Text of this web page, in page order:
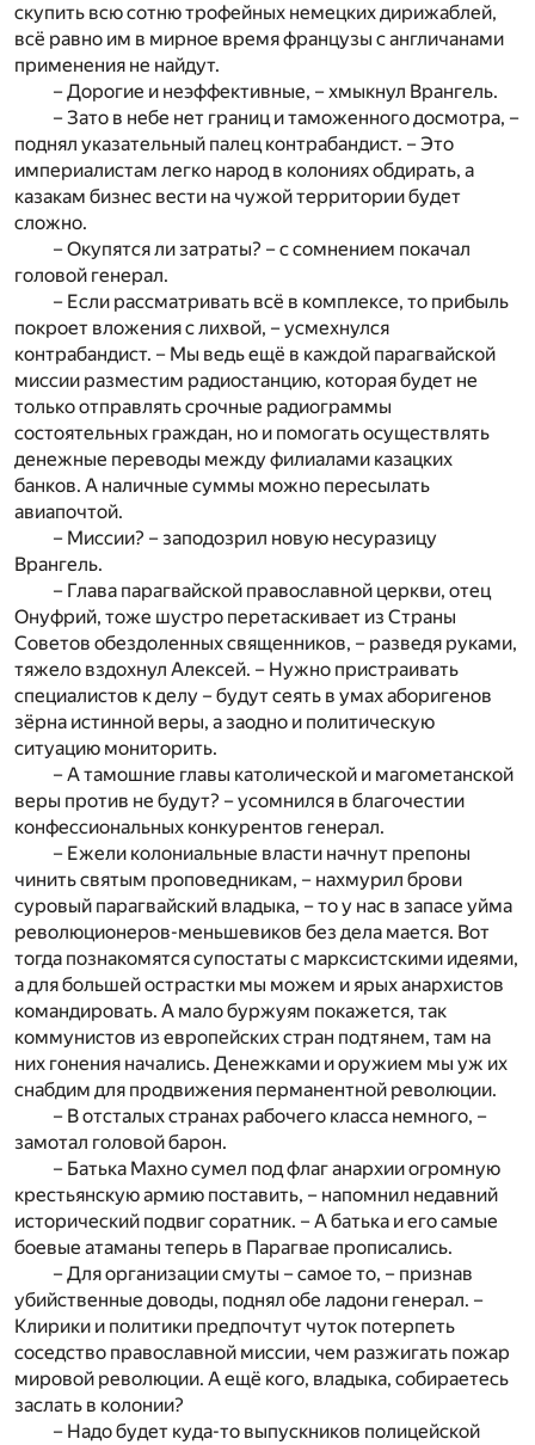
скупить всю сотню трофейных немецких дирижаблей,
всё равно им в мирное время французы с англичанами
применения не найдут.
– Дорогие и неэффективные, – хмыкнул Врангель.
– Зато в небе нет границ и таможенного досмотра, –
поднял указательный палец контрабандист. – Это
империалистам легко народ в колониях обдирать, а
казакам бизнес вести на чужой территории будет
сложно.
– Окупятся ли затраты? – с сомнением покачал
головой генерал.
– Если рассматривать всё в комплексе, то прибыль
покроет вложения с лихвой, – усмехнулся
контрабандист. – Мы ведь ещё в каждой парагвайской
миссии разместим радиостанцию, которая будет не
только отправлять срочные радиограммы
состоятельных граждан, но и помогать осуществлять
денежные переводы между филиалами казацких
банков. А наличные суммы можно пересылать
авиапочтой.
– Миссии? – заподозрил новую несуразицу
Врангель.
– Глава парагвайской православной церкви, отец
Онуфрий, тоже шустро перетаскивает из Страны
Советов обездоленных священников, – разведя руками,
тяжело вздохнул Алексей. – Нужно пристраивать
специалистов к делу – будут сеять в умах аборигенов
зёрна истинной веры, а заодно и политическую
ситуацию мониторить.
– А тамошние главы католической и магометанской
веры против не будут? – усомнился в благочестии
конфессиональных конкурентов генерал.
– Ежели колониальные власти начнут препоны
чинить святым проповедникам, – нахмурил брови
суровый парагвайский владыка, – то у нас в запасе уйма
революционеров-меньшевиков без дела мается. Вот
тогда познакомятся супостаты с марксистскими идеями,
а для большей острастки мы можем и ярых анархистов
командировать. А мало буржуям покажется, так
коммунистов из европейских стран подтянем, там на
них гонения начались. Денежками и оружием мы уж их
снабдим для продвижения перманентной революции.
– В отсталых странах рабочего класса немного, –
замотал головой барон.
– Батька Махно сумел под флаг анархии огромную
крестьянскую армию поставить, – напомнил недавний
исторический подвиг соратник. – А батька и его самые
боевые атаманы теперь в Парагвае прописались.
– Для организации смуты – самое то, – признав
убийственные доводы, поднял обе ладони генерал. –
Клирики и политики предпочтут чуток потерпеть
соседство православной миссии, чем разжигать пожар
мировой революции. А ещё кого, владыка, собираетесь
заслать в колонии?
– Надо будет куда-то выпускников полицейской